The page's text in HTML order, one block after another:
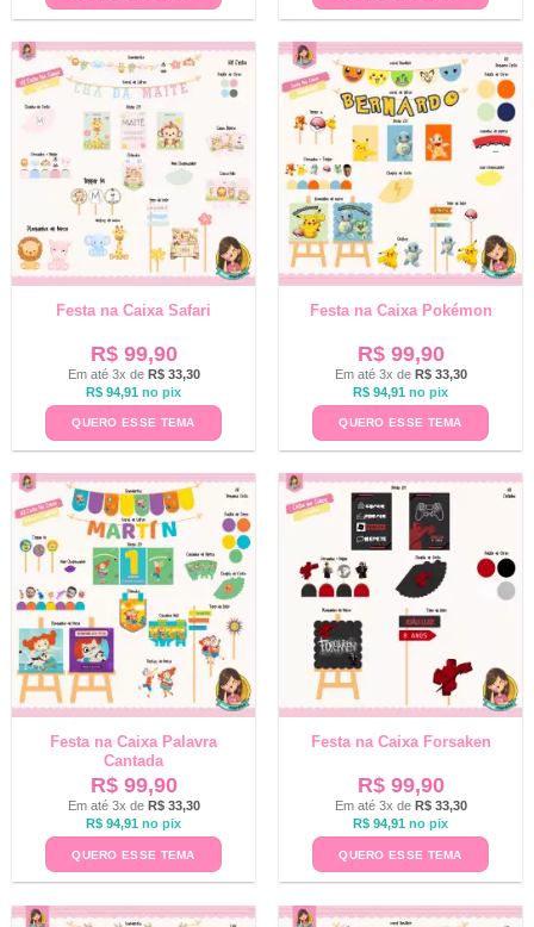
Festa na Caixa Safari
R$99,90
Em até 3x de R$33,30
R$ 94,91 no pix
QUERO ESSE TEMA
Festa na Caixa Pokémon
R$99,90
Em até 3x de R$33,30
R$ 94,91 no pix
QUERO ESSE TEMA
Festa na Caixa Palavra
Cantada
R$99,90
Em até 3x de R$33,30
R$ 94,91 no pix
QUERO ESSE TEMA
Festa na Caixa Forsaken
R$99,90
Em até 3x de R$33,30
R$ 94,91 no pix
QUERO ESSE TEMA